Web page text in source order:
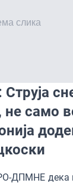
не само
ДПМНЕ дека